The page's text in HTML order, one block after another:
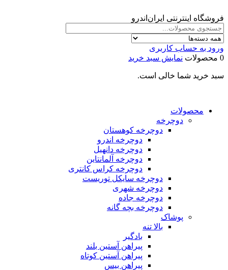
فروشگاه اینترنتی ایران‌اندرو
ورود به حساب کاربری
0 محصولات
نمایش سبد خرید
سبد خرید شما خالی است.
محصولات
دوچرخه
دوچرخه کوهستان
دوچرخه اندرو
دوچرخه دانهیل
دوچرخه آلمانتاین
دوچرخه کراس کانتری
دوچرخه سایکل توریست
دوچرخه شهری
دوچرخه جاده
دوچرخه بچه گانه
پوشاک
بالا تنه
بادگیر
پیراهن آستین بلند
پیراهن آستین کوتاه
پیراهن بیس